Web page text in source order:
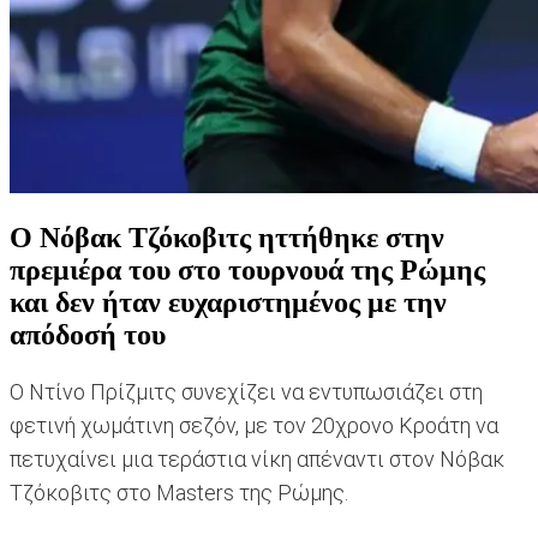
Ο Νόβακ Τζόκοβιτς ηττήθηκε στην
πρεμιέρα του στο τουρνουά της Ρώμης
και δεν ήταν ευχαριστημένος με την
απόδοσή του
Ο Ντίνο Πρίζμιτς συνεχίζει να εντυπωσιάζει στη
φετινή χωμάτινη σεζόν, με τον 20χρονο Κροάτη να
πετυχαίνει μια τεράστια νίκη απέναντι στον Νόβακ
Τζόκοβιτς στο Masters της Ρώμης.